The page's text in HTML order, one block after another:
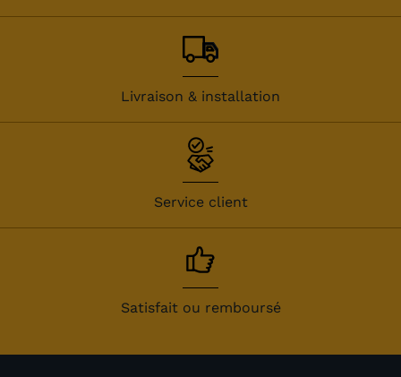
Livraison & installation
Service client
Satisfait ou remboursé